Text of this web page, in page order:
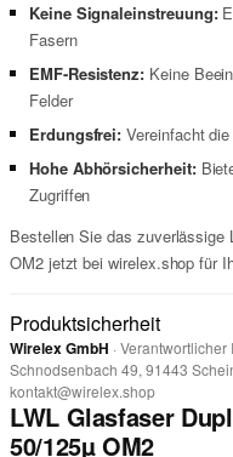
Keine Signaleinstreuung:
Fasern
EMF-Resistenz: Keine
Felder
Erdungsfrei: Vereinfacht
Hohe Abhörsicherheit:
Zugriffen
Bestellen Sie das zuverlässige
OM2 jetzt bei wirelex.shop für
Produktsicherheit
Wirelex GmbH ·
Schnodsenbach 49, 91443
kontakt@wirelex.shop
LWL Glasfaser
50/125µ OM2